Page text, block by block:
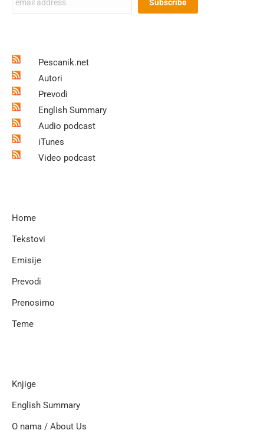
Pescanik.net
Autori
Prevodi
English Summary
Audio podcast
iTunes
Video podcast
Home
Tekstovi
Emisije
Prevodi
Prenosimo
Teme
Knjige
English Summary
O nama / About Us